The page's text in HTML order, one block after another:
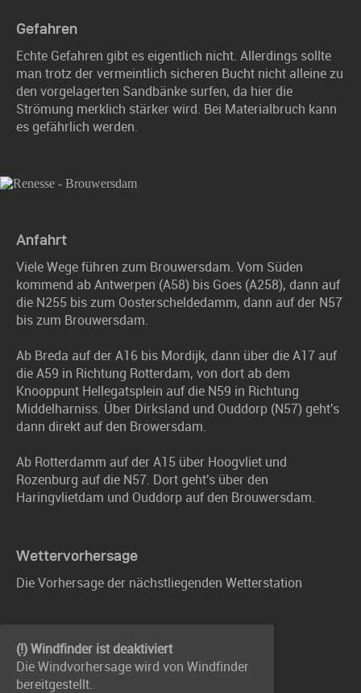
Gefahren
Echte Gefahren gibt es eigentlich nicht. Allerdings sollte
man trotz der vermeintlich sicheren Bucht nicht alleine zu
den vorgelagerten Sandbänke surfen, da hier die
Strömung merklich stärker wird. Bei Materialbruch kann
es gefährlich werden.
Anfahrt
Viele Wege führen zum Brouwersdam. Vom Süden
kommend ab Antwerpen (A58) bis Goes (A258), dann auf
die N255 bis zum Oosterscheldedamm, dann auf der N57
bis zum Brouwersdam.
Ab Breda auf der A16 bis Mordijk, dann über die A17 auf
die A59 in Richtung Rotterdam, von dort ab dem
Knooppunt Hellegatsplein auf die N59 in Richtung
Middelharniss. Über Dirksland und Ouddorp (N57) geht's
dann direkt auf den Browersdam.
Ab Rotterdamm auf der A15 über Hoogvliet und
Rozenburg auf die N57. Dort geht's über den
Haringvlietdam und Ouddorp auf den Brouwersdam.
Wettervorhersage
Die Vorhersage der nächstliegenden Wetterstation
(!) Windfinder ist deaktiviert
Die Windvorhersage wird von Windfinder
bereitgestellt.